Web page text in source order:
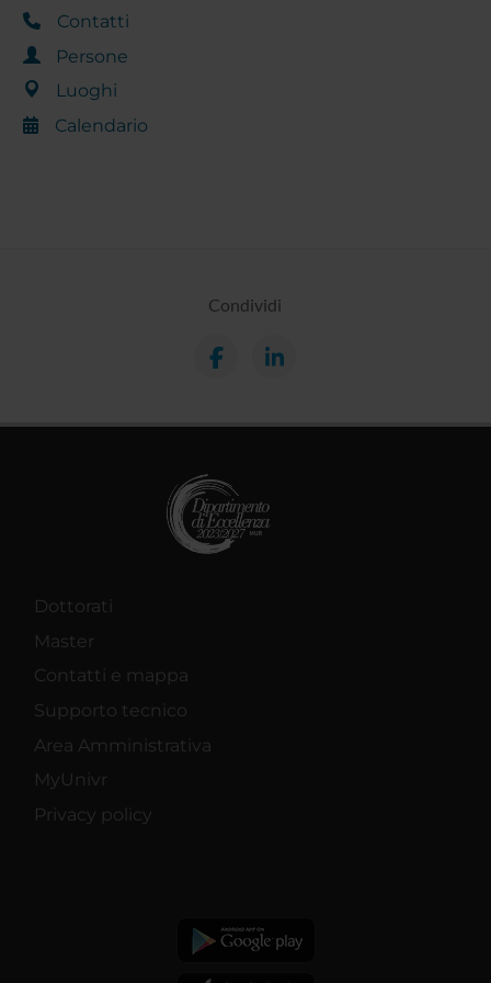
Contatti
Persone
Luoghi
Calendario
Condividi
Dottorati
Master
Contatti e mappa
Supporto tecnico
Area Amministrativa
MyUnivr
Privacy policy